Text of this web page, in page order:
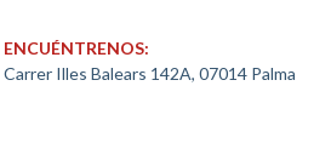
ENCUÉNTRENOS:
Carrer Illes Balears 142A, 07014 Palma